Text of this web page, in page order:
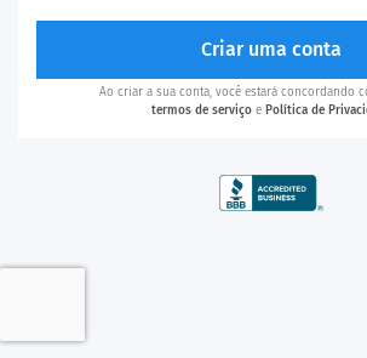
Criar uma conta
Ao criar a sua conta, você estará concordando
termos de serviçoe Política de